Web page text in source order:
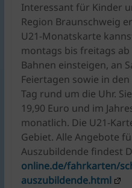
Interessant für Kinder
Region Braunschweig
U21-Monatskarte
montags bis freitags ab
Bahnen einsteigen, an
Feiertagen sowie in
Tag rund um die Uhr.
19,90 Euro und im
monatlich. Die U21-
Gebiet. Alle Angebote
Auszubildende findest
online.de/fahrkarten/
auszubildende.html